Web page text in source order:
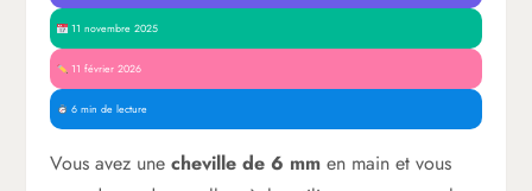
11 novembre 2025
11 février 2026
6 min de lecture
Vous avez unecheville de 6 mm en main et vous